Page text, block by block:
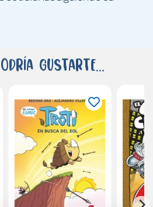
gustarte...